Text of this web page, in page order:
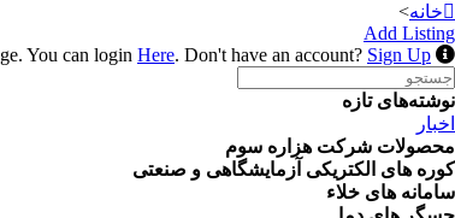
خانه>
Add Listing
Here. Don't have an account? Sign Up
Search
for:
نوشته‌های تازه
اخبار
محصولات شرکت هزاره سوم
کوره های الکتریکی آزمایشگاهی و صنعتی
سامانه های خلاء